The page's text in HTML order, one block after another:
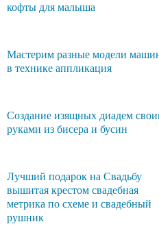
кофты для малыша
Мастерим разные модели
в технике аппликация
Создание изящных диадем
руками из бисера и бусин
Лучший подарок на Свадьбу
вышитая крестом свадебная
метрика по схеме и свадебный
рушник